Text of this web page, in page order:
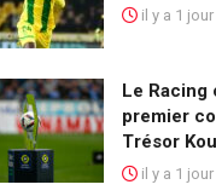
il y a 1 jour
Le Racing
premier
Trésor
il y a 1 jour